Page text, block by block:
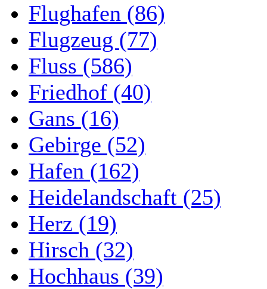
Flughafen (86)
Flugzeug (77)
Fluss (586)
Friedhof (40)
Gans (16)
Gebirge (52)
Hafen (162)
Heidelandschaft (25)
Herz (19)
Hirsch (32)
Hochhaus (39)